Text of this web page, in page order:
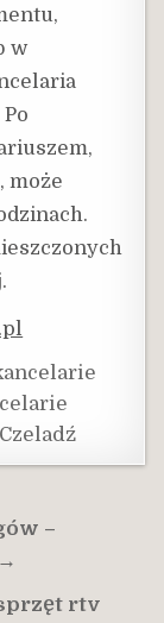
w
może
–
rtv